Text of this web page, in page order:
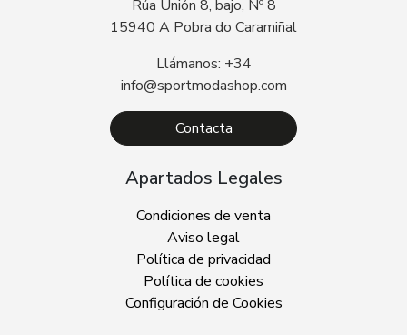
Rúa Unión 8, bajo, Nº 8
15940 A Pobra do Caramiñal
Llámanos: +34
info@sportmodashop.com
Contacta
Apartados Legales
Condiciones de venta
Aviso legal
Política de privacidad
Política de cookies
Configuración de Cookies